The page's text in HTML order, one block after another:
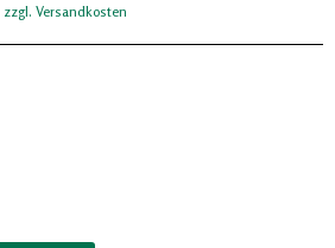
zzgl. Versandkosten